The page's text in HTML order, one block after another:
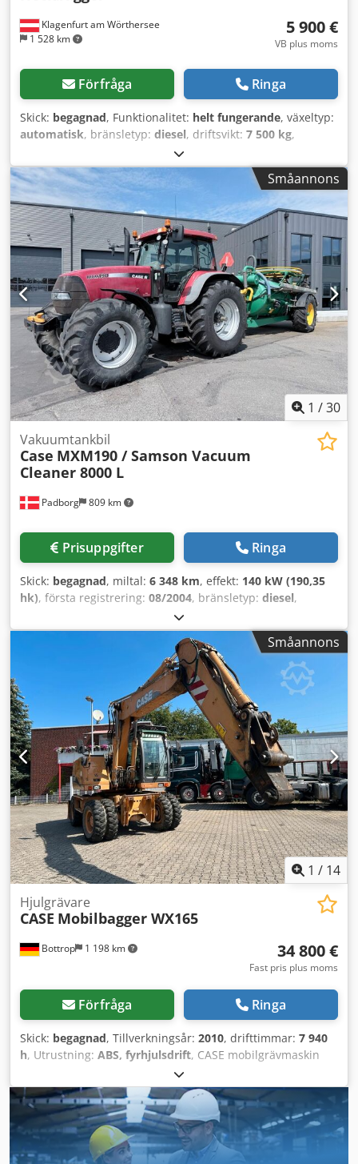
Klagenfurt am Wörthersee
1 528 km
5 900 €
VB plus moms
Förfråga Ringa
Skick: begagnad, Funktionalitet: helt fungerande, växeltyp:
automatisk, bränsletyp: diesel, driftsvikt: 7 500 kg,
, första registrering:
Tillverkningsår:1977, Utrustning:hydraulik, Tekniskt i gott
skick Csdpfxst S Idrs Aireha
Småannons
1 /30
Padborg 809 km
Vakuumtankbil
Case MXM190 / Samson Vacuum
Cleaner 8000 L
Prisuppgifter Ringa
Skick: begagnad, miltal: 6 348 km, effekt: 140 kW (190,35
hk), första registrering: 08/2004, bränsletyp: diesel,
, Tillverkare: Case Modell: MXM190 /
Samson Sugtank 8000 L Årsmodell: 2004 Skick: Bra
Serienummer: ACM231045 Ref.nr: 8084
Registreringsdatum: Hk: 190 Drifttimmar: 6348 Växellåda:
Full Powershift 19+6 Csdpfeynq Dbjx Aireha Dieseltank: 1
Tankvolym: 400 L Radio: ? Luftfjädrad stol: ? Skivbroms: Våt
Däckdimensioner: 600/65R25 + 650/75R38 - 520/70R34
Mönsterdjup kvar: 60% 90% - 40% Verktygslåda: ?
Hydraulsystem: ? Tillverkare på tank: Samson
Tankkapacitet: 8000 L Högtryckspump: 2 x HPP
Högtryckskapacitet: 122 l/min - 130 bar Vakuumpump:
Samson Fjärrkontroll: ?
Småannons
1 / 14
Bottrop 1 198 km
Hjulgrävare
CASE Mobilbagger WX165
34 800 €
Fast pris plus moms
Förfråga Ringa
Skick: begagnad, Tillverkningsår: 2010, drifttimmar: 7 940
h, Utrustning: ABS, fyrhjulsdrift, CASE mobilgrävmaskin
Typ: WX165 (hydraulisk grävmaskin)
Typgodkännandenummer: N211 Motortillverkare: Case
Motoreffekt: 105 kW Drifttimmar: 7940 timmar Maximal
tillåten totalvikt: 18 000 kg Transportlängd: 8,19 m
Transportbredd: 1,91 m Cjdezripcspfx Airjha
Transporthöjd: 2,89 m Färg: Gul - Styrning med joystick -